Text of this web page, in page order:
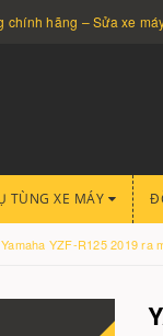
chính hãng – Sửa xe
TÙNG XE MÁY
Yamaha YZF-R125 2019 ra